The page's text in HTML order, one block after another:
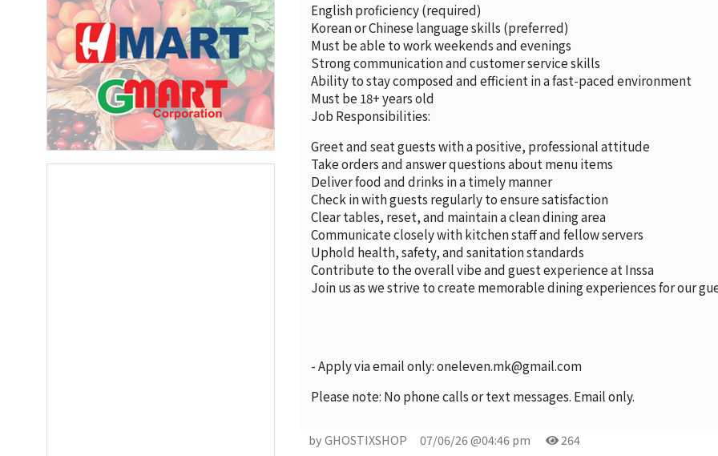
English proficiency (required)
Korean or Chinese language skills (preferred)
Must be able to work weekends and evenings
Strong communication and customer service skills
Ability to stay composed and efficient in a fast-paced environment
Must be 18+ years old
Job Responsibilities:
Greet and seat guests with a positive, professional attitude
Take orders and answer questions about menu items
Deliver food and drinks in a timely manner
Check in with guests regularly to ensure satisfaction
Clear tables, reset, and maintain a clean dining area
Communicate closely with kitchen staff and fellow servers
Uphold health, safety, and sanitation standards
Contribute to the overall vibe and guest experience at Inssa
Join us as we strive to create memorable dining experiences for our
- Apply via email only: oneleven.mk@gmail.com
Please note: No phone calls or text messages. Email only.
by GHOSTIXSHOP 07/06/26 @04:46 pm 264
오레곤K 뉴스레터 구독
보실수 있습니다.